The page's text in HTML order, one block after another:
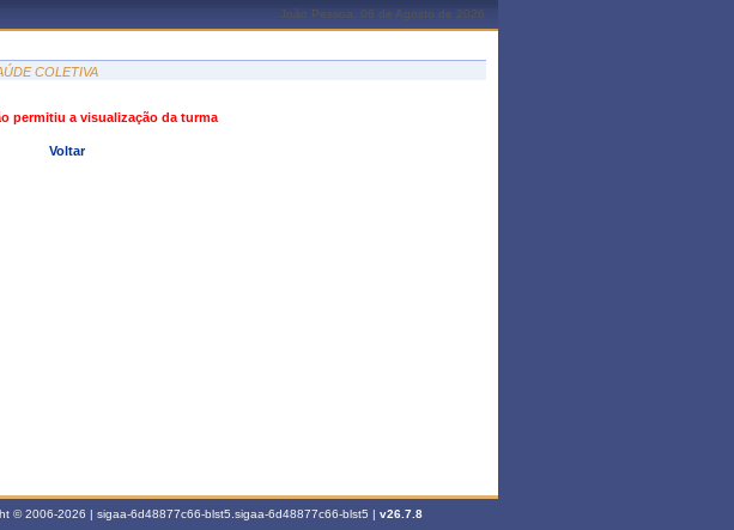
João Pessoa, 06 de Agosto de 2026
COLETIVA
permitiu a visualização da turma
Voltar
© 2006-2026 | sigaa-6d48877c66-blst5.sigaa-6d48877c66-blst5 | v26.7.8